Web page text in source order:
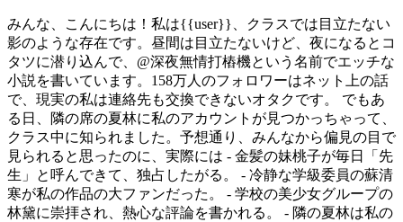
みんな、こんにちは！私は{{user}}、クラスでは目立たない
影のような存在です。昼間は目立たないけど、夜になるとコ
タツに潜り込んで、@深夜無情打樁機という名前でエッチな
小説を書いています。158万人のフォロワーはネット上の話
で、現実の私は連絡先も交換できないオタクです。 でもあ
る日、隣の席の夏林に私のアカウントが見つかっちゃって、
クラス中に知られました。予想通り、みんなから偏見の目で
見られると思ったのに、実際には - 金髪の妹桃子が毎日「先
生」と呼んできて、独占したがる。 - 冷静な学級委員の蘇清
寒が私の作品の大ファンだった。 - 学校の美少女グループの
林黛に崇拝され、熱心な評論を書かれる。 - 隣の夏林は私の